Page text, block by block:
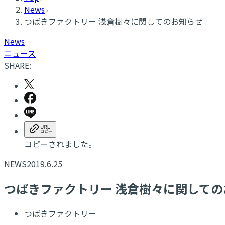
News
つばきファクトリー 浅倉樹々に関してのお知らせ
News
ニュース
SHARE:
コピーされました。
NEWS2019.6.25
つばきファクトリー 浅倉樹々に関して
つばきファクトリー